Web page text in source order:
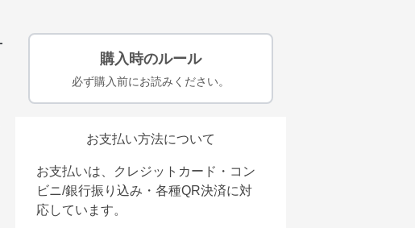
購入時のルール
必ず購入前にお読みください。
お支払い方法について
お支払いは、クレジットカード・コン
ビニ/銀行振り込み・各種QR決済に対
応しています。